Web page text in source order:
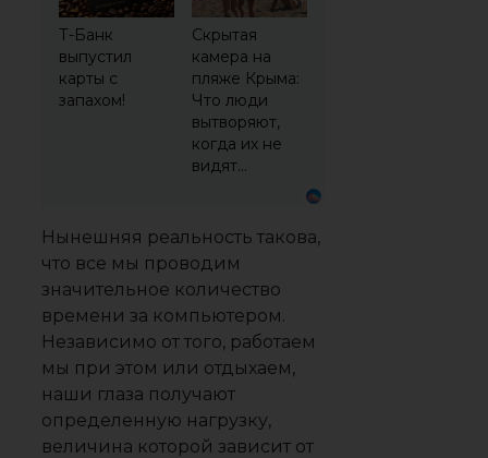
Т-Банк
выпустил
карты с
запахом!
Скрытая
камера на
пляже Крыма:
Что люди
вытворяют,
когда их не
видят...
Нынешняя реальность такова,
что все мы проводим
значительное количество
времени за компьютером.
Независимо от того, работаем
мы при этом или отдыхаем,
наши глаза получают
определенную нагрузку,
величина которой зависит от